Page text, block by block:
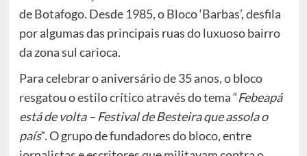
de Botafogo. Desde 1985, o Bloco ‘Barbas’, desfila
por algumas das principais ruas do luxuoso bairro
da zona sul carioca.
Para celebrar o aniversário de 35 anos, o bloco
resgatou o estilo crítico através do tema “Febeapá
está de volta – Festival de Besteira que assola o
país“. O grupo de fundadores do bloco, entre